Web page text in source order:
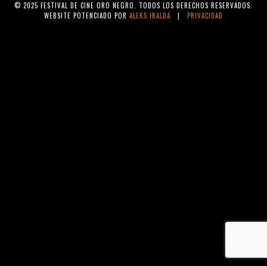
© 2025 FESTIVAL DE CINE ORO NEGRO. TODOS LOS DERECHOS RESERVADOS.
WEBSITE POTENCIADO POR ALEKS IRALDA | PRIVACIDAD